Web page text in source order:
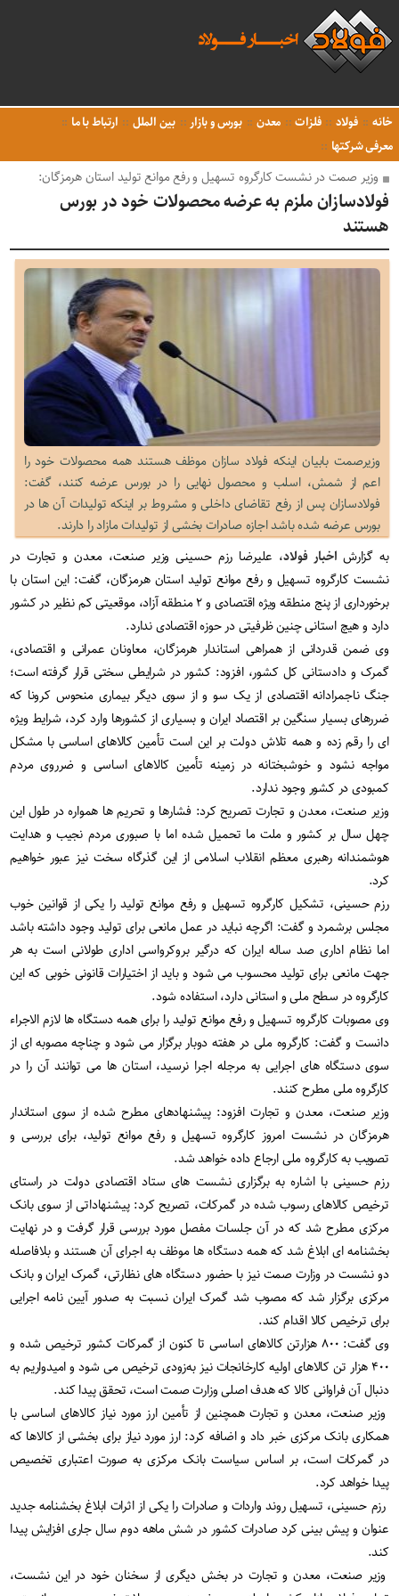
خانه فولاد فلزات معدن بورس و بازار بین الملل
ارتباط با ما
معرفی شرکتها
وزیر صمت در نشست کارگروه تسهیل و رفع موانع تولید استان هرمزگان:
فولادسازان ملزم به عرضه محصولات خود در بورس
هستند
وزیرصمت بابیان اینکه فولاد سازان موظف هستند همه محصولات خود را
اعم از شمش، اسلب و محصول نهایی را در بورس عرضه کنند، گفت:
فولادسازان پس از رفع تقاضای داخلی و مشروط بر اینکه تولیدات آن ها در
بورس عرضه شده باشد اجازه صادرات بخشی از تولیدات مازاد را دارند.
به گزارش اخبار فولاد، علیرضا رزم حسینی وزیر صنعت، معدن و تجارت در
نشست کارگروه تسهیل و رفع موانع تولید استان هرمزگان، گفت: این استان با
برخورداری از پنج منطقه ویژه اقتصادی و ۲ منطقه آزاد، موقعیتی کم نظیر در کشور
دارد و هیچ استانی چنین ظرفیتی در حوزه اقتصادی ندارد.
وی ضمن قدردانی از همراهی استاندار هرمزگان، معاونان عمرانی و اقتصادی،
گمرک و دادستانی کل کشور، افزود: کشور در شرایطی سختی قرار گرفته است؛
جنگ ناجمرادانه اقتصادی از یک سو و از سوی دیگر بیماری منحوس کرونا که
ضررهای بسیار سنگین بر اقتصاد ایران و بسیاری از کشورها وارد کرد، شرایط ویژه
ای را رقم زده و همه تلاش دولت بر این است تأمین کالاهای اساسی با مشکل
مواجه نشود و خوشبختانه در زمینه تأمین کالاهای اساسی و ضرروی مردم
کمبودی در کشور وجود ندارد.
وزیر صنعت، معدن و تجارت تصریح کرد: فشارها و تحریم ها همواره در طول این
چهل سال بر کشور و ملت ما تحمیل شده اما با صبوری مردم نجیب و هدایت
هوشمندانه رهبری معظم انقلاب اسلامی از این گذرگاه سخت نیز عبور خواهیم
کرد.
رزم حسینی، تشکیل کارگروه تسهیل و رفع موانع تولید را یکی از قوانین خوب
مجلس برشمرد و گفت: اگرچه نباید در عمل مانعی برای تولید وجود داشته باشد
اما نظام اداری صد ساله ایران که درگیر بروکرواسی اداری طولانی است به هر
جهت مانعی برای تولید محسوب می شود و باید از اختیارات قانونی خوبی که این
کارگروه در سطح ملی و استانی دارد، استفاده شود.
وی مصوبات کارگروه تسهیل و رفع موانع تولید را برای همه دستگاه ها لازم الاجراء
دانست و گفت: کارگروه ملی در هفته دوبار برگزار می شود و چناچه مصوبه ای از
سوی دستگاه های اجرایی به مرجله اجرا نرسید، استان ها می توانند آن را در
کارگروه ملی مطرح کنند.
وزیر صنعت، معدن و تجارت افزود: پیشنهادهای مطرح شده از سوی استاندار
هرمزگان در نشست امروز کارگروه تسهیل و رفع موانع تولید، برای بررسی و
تصویب به کارگروه ملی ارجاع داده خواهد شد.
رزم حسینی با اشاره به برگزاری نشست های ستاد اقتصادی دولت در راستای
ترخیص کالاهای رسوب شده در گمرکات، تصریح کرد: پیشنهاداتی از سوی بانک
مرکزی مطرح شد که در آن جلسات مفصل مورد بررسی قرار گرفت و در نهایت
بخشنامه ای ابلاغ شد که همه دستگاه ها موظف به اجرای آن هستند و بلافاصله
دو نشست در وزارت صمت نیز با حضور دستگاه های نظارتی، گمرک ایران و بانک
مرکزی برگزار شد که مصوب شد گمرک ایران نسبت به صدور آیین نامه اجرایی
برای ترخیص کالا اقدام کند.
وی گفت: ۸۰۰ هزارتن کالاهای اساسی تا کنون از گمرکات کشور ترخیص شده و
۴۰۰ هزار تن کالاهای اولیه کارخانجات نیز به‌زودی ترخیص می شود و امیدواریم به
دنبال آن فراوانی کالا که هدف اصلی وزارت صمت است، تحقق پیدا کند.
وزیر صنعت، معدن و تجارت همچنین از تأمین ارز مورد نیاز کالاهای اساسی با
همکاری بانک مرکزی خبر داد و اضافه کرد: ارز مورد نیاز برای بخشی از کالاها که
در گمرکات است، بر اساس سیاست بانک مرکزی به صورت اعتباری تخصیص
پیدا خواهد کرد.
رزم حسینی، تسهیل روند واردات و صادرات را یکی از اثرات ابلاغ بخشنامه جدید
عنوان و پیش بینی کرد صادرات کشور در شش ماهه دوم سال جاری افزایش پیدا
کند.
وزیر صنعت، معدن و تجارت در بخش دیگری از سخنان خود در این نشست،